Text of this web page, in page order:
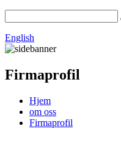
English
Firmaprofil
Hjem
om oss
Firmaprofil